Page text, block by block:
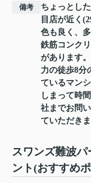
備考
ちょっとし
目店が近く
色も良く、
鉄筋コンク
があります
力の徒歩8分
ているマン
しまって時
社までお問
ていただき
スワンズ難波
ント(おすすめ